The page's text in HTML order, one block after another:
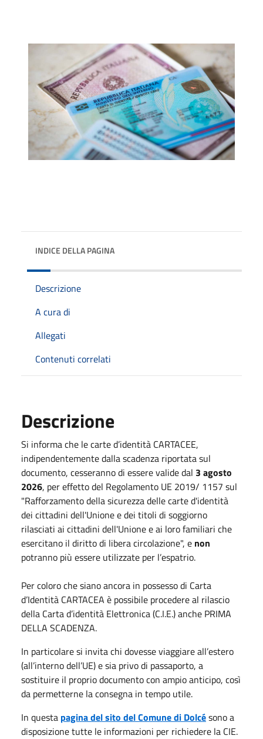
INDICE DELLA PAGINA
Descrizione
A cura di
Allegati
Contenuti correlati
Descrizione
Si informa che le carte d’identità CARTACEE,
indipendentemente dalla scadenza riportata sul
documento, cesseranno di essere valide dal 3 agosto
2026, per effetto del Regolamento UE 2019/ 1157 sul
"Rafforzamento della sicurezza delle carte d'identità
dei cittadini dell'Unione e dei titoli di soggiorno
rilasciati ai cittadini dell'Unione e ai loro familiari che
esercitano il diritto di libera circolazione", e non
potranno più essere utilizzate per l’espatrio.
Per coloro che siano ancora in possesso di Carta
d’Identità CARTACEA è possibile procedere al rilascio
della Carta d’identità Elettronica (C.I.E.) anche PRIMA
DELLA SCADENZA.
In particolare si invita chi dovesse viaggiare all’estero
(all’interno dell’UE) e sia privo di passaporto, a
sostituire il proprio documento con ampio anticipo, così
da permetterne la consegna in tempo utile.
In questa pagina del sito del Comune di Dolcésono a
disposizione tutte le informazioni per richiedere la CIE.